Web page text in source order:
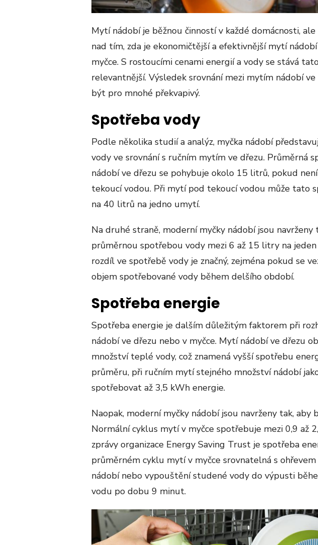
Mytí nádobí je běžnou činností v každé domácnosti,
nad tím, zda je ekonomičtější a efektivnější mytí
myčce. S rostoucími cenami energií a vody se stává
relevantnější. Výsledek srovnání mezi mytím nádobí
být pro mnohé překvapivý.
Spotřeba vody
Podle několika studií a analýz, myčka nádobí
vody ve srovnání s ručním mytím ve dřezu. Průměrná
nádobí ve dřezu se pohybuje okolo 15 litrů, pokud
tekoucí vodou. Při mytí pod tekoucí vodou může tato
na 40 litrů na jedno umytí​​​​.
Na druhé straně, moderní myčky nádobí jsou navrženy
průměrnou spotřebou vody mezi 6 až 15 litry na
rozdíl ve spotřebě vody je značný, zejména pokud se
objem spotřebované vody během delšího období.
Spotřeba energie
Spotřeba energie je dalším důležitým faktorem při
nádobí ve dřezu nebo v myčce. Mytí nádobí ve dřezu
množství teplé vody, což znamená vyšší spotřebu
průměru, při ručním mytí stejného množství nádobí
spotřebovat až 3,5 kWh energie​​.
Naopak, moderní myčky nádobí jsou navrženy tak, aby
Normální cyklus mytí v myčce spotřebuje mezi 0,9 až
zprávy organizace Energy Saving Trust je spotřeba
průměrném cyklu mytí v myčce srovnatelná s
nádobí nebo vypouštění studené vody do výpusti
vodu po dobu 9 minut​​.